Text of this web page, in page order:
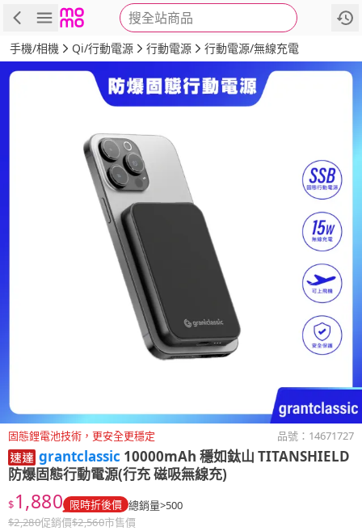
搜全站商品
商品 評價 詳情
手機/相機 Qi/行動電源 行動電源 行動電源/無線充電
固態鋰電池技術，更安全更穩定 品號： 14671727
grantclassic 10000mAh 穩如鈦山 TITANSHIELD
防爆固態行動電源(行充 磁吸無線充)
$1,880 限時折後價 總銷量>500
$2,280促銷價$2,560市售價